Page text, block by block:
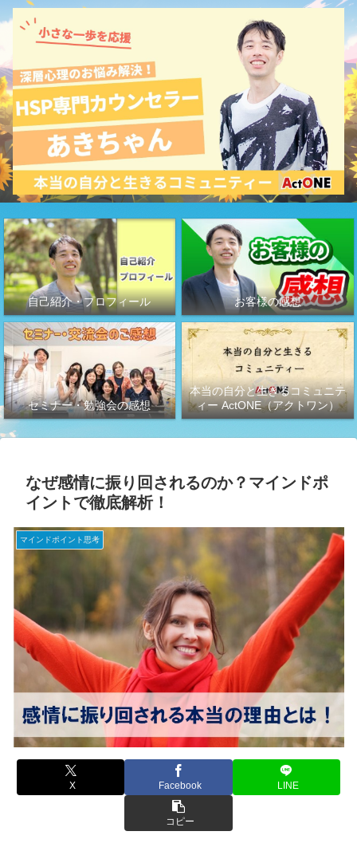
自己紹介・プロフィール お客様の感想
セミナー・勉強会の感想
本当の自分と生きるコミュニテ
ィー ActONE（アクトワン）
なぜ感情に振り回されるのか？マインドポ
イントで徹底解析！
マインドポイント思考
X Facebook LINE
コピー